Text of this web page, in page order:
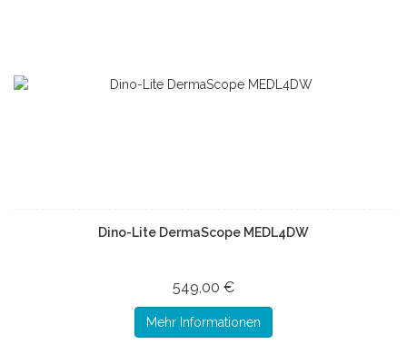
Dino-Lite DermaScope MEDL4DW
549,00 €
Mehr Informationen